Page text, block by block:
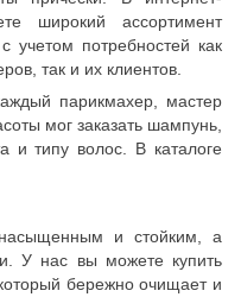
широкий ассортимент
учетом потребностей как
так и их клиентов.
парикмахер, мастер
мог заказать шампунь,
и типу волос. В каталоге
и стойким, а
У нас вы можете купить
бережно очищает и